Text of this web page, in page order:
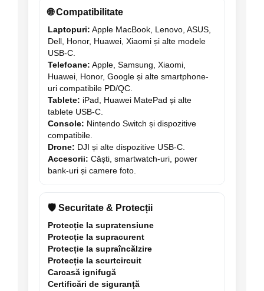
🌐 Compatibilitate
Laptopuri: Apple MacBook, Lenovo, ASUS,
Dell, Honor, Huawei, Xiaomi și alte modele
USB-C.
Telefoane: Apple, Samsung, Xiaomi,
Huawei, Honor, Google și alte smartphone-
uri compatibile PD/QC.
Tablete: iPad, Huawei MatePad și alte
tablete USB-C.
Console: Nintendo Switch și dispozitive
compatibile.
Drone: DJI și alte dispozitive USB-C.
Accesorii: Căști, smartwatch-uri, power
bank-uri și camere foto.
🛡️ Securitate & Protecții
Protecție la supratensiune
Protecție la supracurent
Protecție la supraîncălzire
Protecție la scurtcircuit
Carcasă ignifugă
Certificări de siguranță